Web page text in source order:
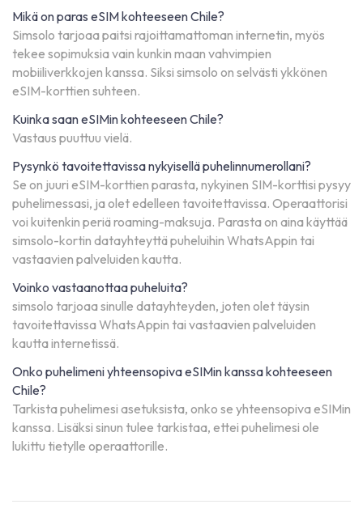
Mikä on paras eSIM kohteeseen Chile?
Simsolo tarjoaa paitsi rajoittamattoman internetin, myös
tekee sopimuksia vain kunkin maan vahvimpien
mobiiliverkkojen kanssa. Siksi simsolo on selvästi ykkönen
eSIM-korttien suhteen.
Kuinka saan eSIMin kohteeseen Chile?
Vastaus puuttuu vielä.
Pysynkö tavoitettavissa nykyisellä puhelinnumerollani?
Se on juuri eSIM-korttien parasta, nykyinen SIM-korttisi pysyy
puhelimessasi, ja olet edelleen tavoitettavissa. Operaattorisi
voi kuitenkin periä roaming-maksuja. Parasta on aina käyttää
simsolo-kortin datayhteyttä puheluihin WhatsAppin tai
vastaavien palveluiden kautta.
Voinko vastaanottaa puheluita?
simsolo tarjoaa sinulle datayhteyden, joten olet täysin
tavoitettavissa WhatsAppin tai vastaavien palveluiden
kautta internetissä.
Onko puhelimeni yhteensopiva eSIMin kanssa kohteeseen
Chile?
Tarkista puhelimesi asetuksista, onko se yhteensopiva eSIMin
kanssa. Lisäksi sinun tulee tarkistaa, ettei puhelimesi ole
lukittu tietylle operaattorille.